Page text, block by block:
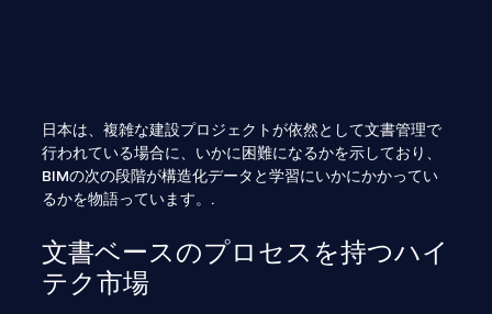
日本は、複雑な建設プロジェクトが依然として文書管理で
行われている場合に、いかに困難になるかを示しており、
BIMの次の段階が構造化データと学習にいかにかかってい
るかを物語っています。.
文書ベースのプロセスを持つハイ
テク市場